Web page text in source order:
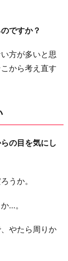
ですか？
方が多いと思
から考え直す
の目を気にし
うか。
…。
やたら周りか